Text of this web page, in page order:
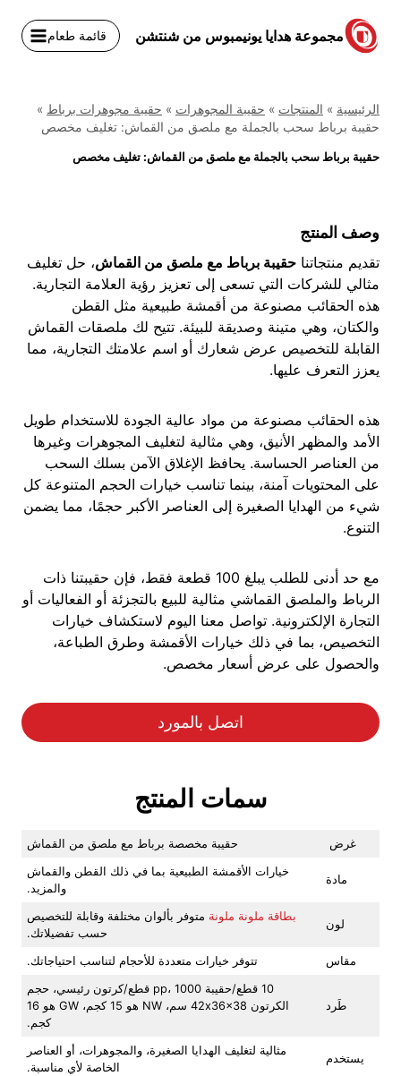
المحتوى
مجموعة هدايا يونيمبوس من شنتشن قائمة طعام
الرئيسية » المنتجات » حقيبة المجوهرات » حقيبة مجوهرات برباط »
حقيبة برباط سحب بالجملة مع ملصق من القماش: تغليف مخصص
حقيبة برباط سحب بالجملة مع ملصق من القماش: تغليف مخصص
وصف المنتج
تقديم منتجاتنا حقيبة برباط مع ملصق من القماش، حل تغليف
مثالي للشركات التي تسعى إلى تعزيز رؤية العلامة التجارية.
هذه الحقائب مصنوعة من أقمشة طبيعية مثل القطن
والكتان، وهي متينة وصديقة للبيئة. تتيح لك ملصقات القماش
القابلة للتخصيص عرض شعارك أو اسم علامتك التجارية، مما
يعزز التعرف عليها.
هذه الحقائب مصنوعة من مواد عالية الجودة للاستخدام طويل
الأمد والمظهر الأنيق، وهي مثالية لتغليف المجوهرات وغيرها
من العناصر الحساسة. يحافظ الإغلاق الآمن بسلك السحب
على المحتويات آمنة، بينما تناسب خيارات الحجم المتنوعة كل
شيء من الهدايا الصغيرة إلى العناصر الأكبر حجمًا، مما يضمن
التنوع.
مع حد أدنى للطلب يبلغ 100 قطعة فقط، فإن حقيبتنا ذات
الرباط والملصق القماشي مثالية للبيع بالتجزئة أو الفعاليات أو
التجارة الإلكترونية. تواصل معنا اليوم لاستكشاف خيارات
التخصيص، بما في ذلك خيارات الأقمشة وطرق الطباعة،
والحصول على عرض أسعار مخصص.
اتصل بالمورد
سمات المنتج
غرض حقيبة مخصصة برباط مع ملصق من القماش
مادة
خيارات الأقمشة الطبيعية بما في ذلك القطن والقماش
والمزيد.
لون
بطاقة ملونة ملونة متوفر بألوان مختلفة وقابلة للتخصيص
حسب تفضيلاتك.
مقاس تتوفر خيارات متعددة للأحجام لتناسب احتياجاتك.
طَرد
10 قطع/حقيبة pp، 1000 قطع/كرتون رئيسي، حجم
الكرتون 42x36x38 سم، NW هو 15 كجم، GW هو 16
كجم.
يستخدم
مثالية لتغليف الهدايا الصغيرة، والمجوهرات، أو العناصر
الخاصة لأي مناسبة.